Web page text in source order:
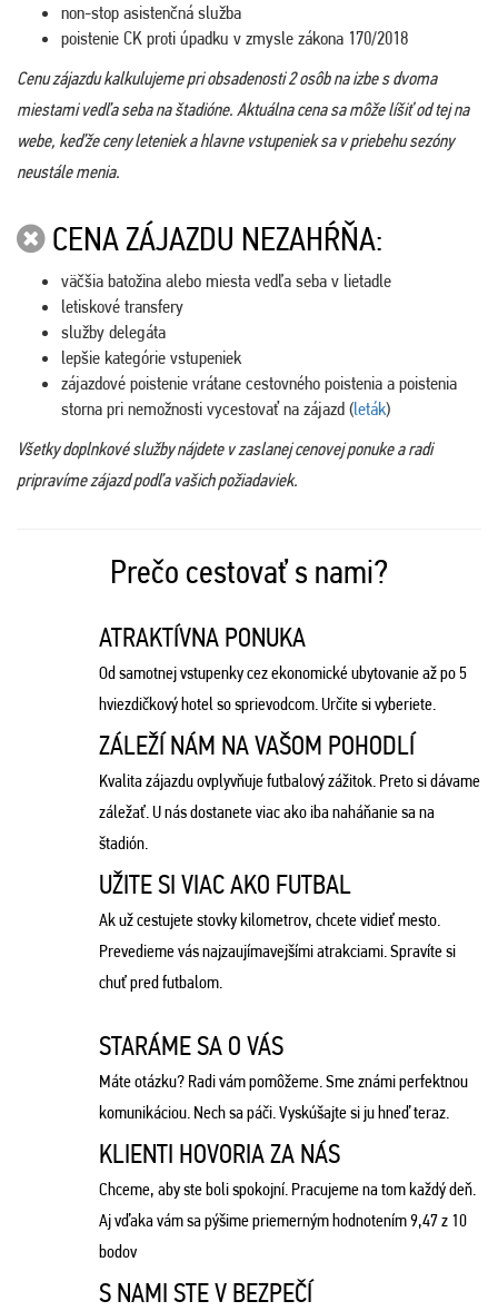
non-stop asistenčná služba
poistenie CK proti úpadku v zmysle zákona 170/2018
Cenu zájazdu kalkulujeme pri obsadenosti 2 osôb na izbe s dvoma
miestami vedľa seba na štadióne. Aktuálna cena sa môže líšiť od tej na
webe, keďže ceny leteniek a hlavne vstupeniek sa v priebehu sezóny
neustále menia.
CENA ZÁJAZDU NEZAHŔŇA:
väčšia batožina alebo miesta vedľa seba v lietadle
letiskové transfery
služby delegáta
lepšie kategórie vstupeniek
zájazdové poistenie vrátane cestovného poistenia a poistenia
storna pri nemožnosti vycestovať na zájazd (leták)
Všetky doplnkové služby nájdete v zaslanej cenovej ponuke a radi
pripravíme zájazd podľa vašich požiadaviek.
Prečo cestovať s nami?
ATRAKTÍVNA PONUKA
Od samotnej vstupenky cez ekonomické ubytovanie až po 5
hviezdičkový hotel so sprievodcom. Určite si vyberiete.
ZÁLEŽÍ NÁM NA VAŠOM POHODLÍ
Kvalita zájazdu ovplyvňuje futbalový zážitok. Preto si dávame
záležať. U nás dostanete viac ako iba naháňanie sa na
štadión.
UŽITE SI VIAC AKO FUTBAL
Ak už cestujete stovky kilometrov, chcete vidieť mesto.
Prevedieme vás najzaujímavejšími atrakciami. Spravíte si
chuť pred futbalom.
STARÁME SA O VÁS
Máte otázku? Radi vám pomôžeme. Sme známi perfektnou
komunikáciou. Nech sa páči. Vyskúšajte si ju hneď teraz.
KLIENTI HOVORIA ZA NÁS
Chceme, aby ste boli spokojní. Pracujeme na tom každý deň.
Aj vďaka vám sa pýšime priemerným hodnotením 9,47 z 10
bodov
S NAMI STE V BEZPEČÍ